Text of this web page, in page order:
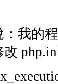
：我的